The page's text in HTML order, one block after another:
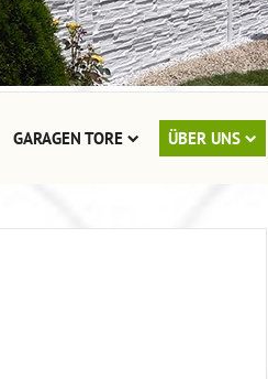
GARAGEN TORE ÜBER UNS